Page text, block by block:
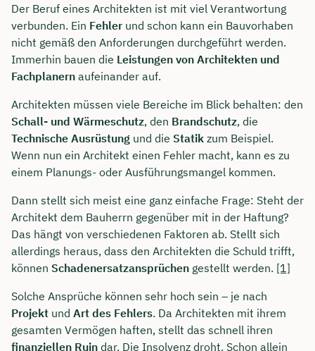
Der Beruf eines Architekten ist mit viel Verantwortung
verbunden. Ein Fehler und schon kann ein Bauvorhaben
nicht gemäß den Anforderungen durchgeführt werden.
Immerhin bauen die Leistungen von Architekten und
Fachplanern aufeinander auf.
Architekten müssen viele Bereiche im Blick behalten: den
Schall- und Wärmeschutz, den Brandschutz, die
Technische Ausrüstung und die Statik zum Beispiel.
Wenn nun ein Architekt einen Fehler macht, kann es zu
einem Planungs- oder Ausführungsmangel kommen.
Dann stellt sich meist eine ganz einfache Frage: Steht der
Architekt dem Bauherrn gegenüber mit in der Haftung?
Das hängt von verschiedenen Faktoren ab. Stellt sich
allerdings heraus, dass den Architekten die Schuld trifft,
können Schadenersatzansprüchen gestellt werden. [1]
Solche Ansprüche können sehr hoch sein – je nach
Projekt und Art des Fehlers. Da Architekten mit ihrem
gesamten Vermögen haften, stellt das schnell ihren
finanziellen Ruin dar. Die Insolvenz droht. Schon allein